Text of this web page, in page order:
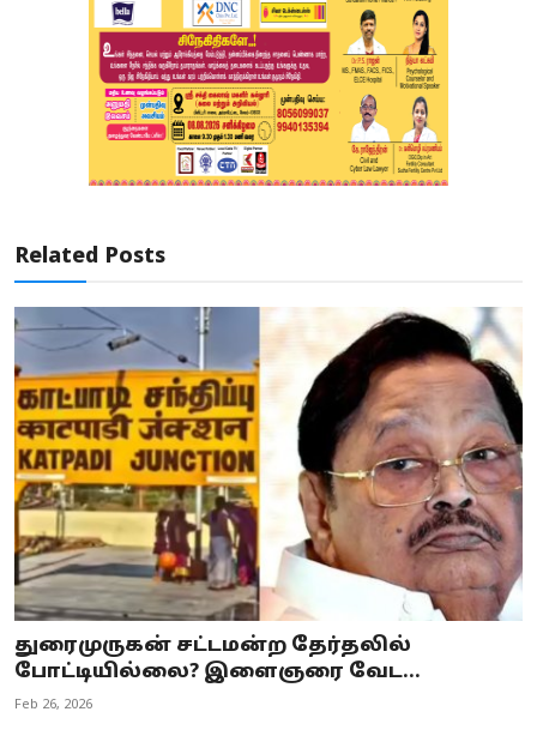
Related Posts
துரைமுருகன் சட்டமன்ற தேர்தலில்
போட்டியில்லை? இளைஞரை வேட...
Feb 26, 2026